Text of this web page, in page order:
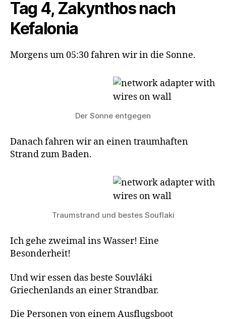
Tag 4, Zakynthos nach
Kefalonia
Morgens um 05:30 fahren wir in die Sonne.
Der Sonne entgegen
Danach fahren wir an einen traumhaften
Strand zum Baden.
Traumstrand und bestes Souflaki
Ich gehe zweimal ins Wasser! Eine
Besonderheit!
Und wir essen das beste Souvláki
Griechenlands an einer Strandbar.
Die Personen von einem Ausflugsboot